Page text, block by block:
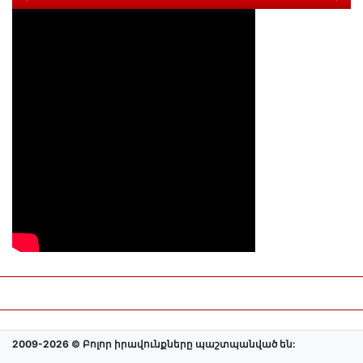
2009-2026 © Բոլոր իրավունքները պաշտպանված են: